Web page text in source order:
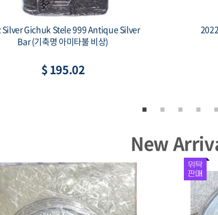
2017 Niue 1 oz Silver Czech Lion BU
$ 85.84
New